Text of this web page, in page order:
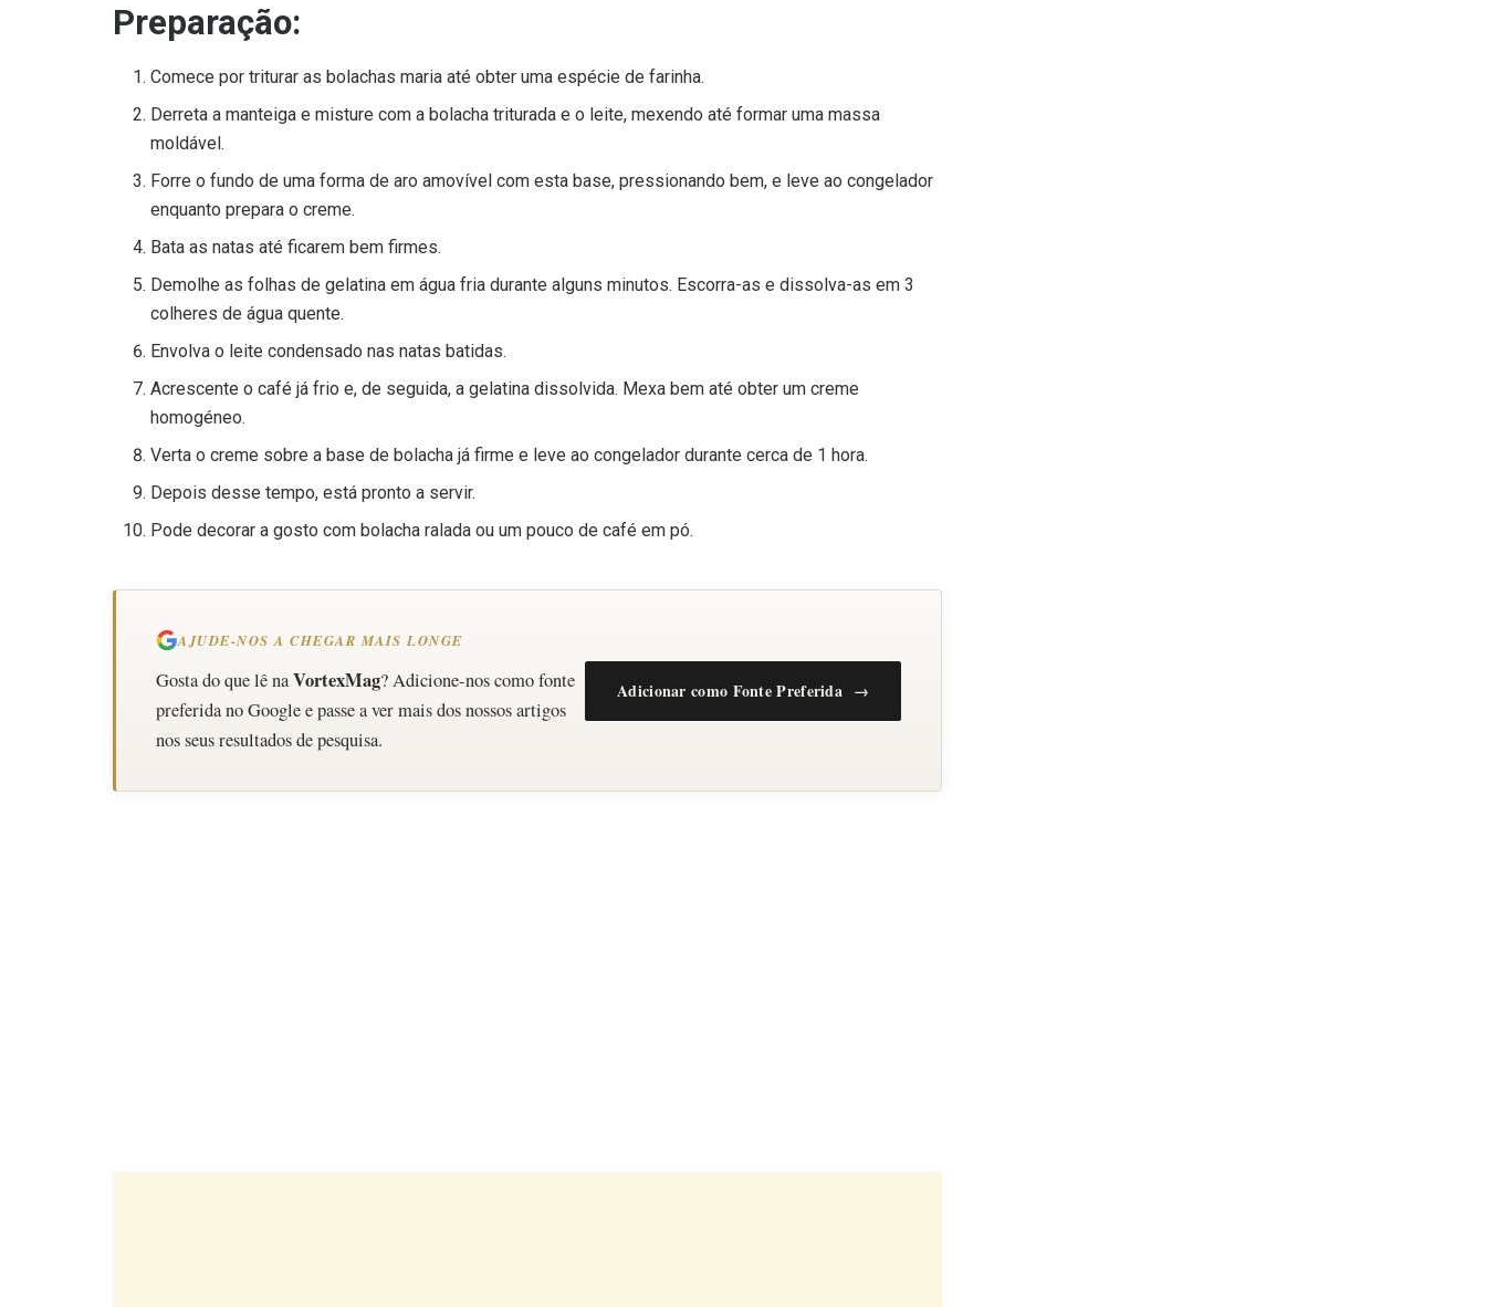
Preparação:
Comece por triturar as bolachas maria até obter uma espécie de farinha.
Derreta a manteiga e misture com a bolacha triturada e o leite, mexendo até formar uma massa
moldável.
Forre o fundo de uma forma de aro amovível com esta base, pressionando bem, e leve ao congelador
enquanto prepara o creme.
Bata as natas até ficarem bem firmes.
Demolhe as folhas de gelatina em água fria durante alguns minutos. Escorra-as e dissolva-as em 3
colheres de água quente.
Envolva o leite condensado nas natas batidas.
Acrescente o café já frio e, de seguida, a gelatina dissolvida. Mexa bem até obter um creme
homogéneo.
Verta o creme sobre a base de bolacha já firme e leve ao congelador durante cerca de 1 hora.
Depois desse tempo, está pronto a servir.
Pode decorar a gosto com bolacha ralada ou um pouco de café em pó.
AJUDE-NOS A CHEGAR MAIS LONGE
Gosta do que lê naVortexMag? Adicione-nos como fonte
preferida no Google e passe a ver mais dos nossos artigos
nos seus resultados de pesquisa.
Adicionar como Fonte Preferida →